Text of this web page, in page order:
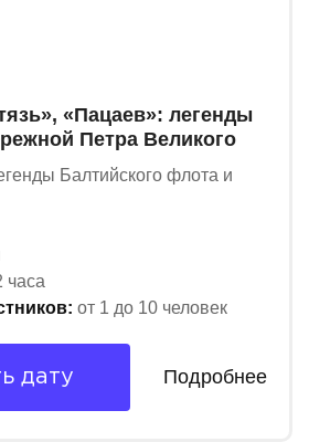
«Пацаев»: легенды
Петра Великого
Балтийского флота и
часа
от 1 до 10 человек
дату Подробнее